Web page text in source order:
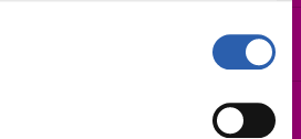
die uw gegevens
| augustus 2027
Hengelo